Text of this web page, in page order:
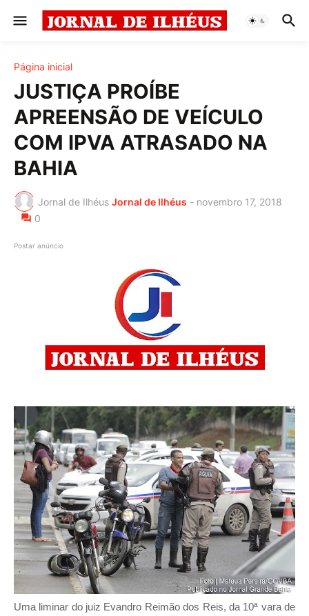
Página inicial
JUSTIÇA PROÍBE
APREENSÃO DE VEÍCULO
COM IPVA ATRASADO NA
BAHIA
Jornal de Ilhéus Jornal de Ilhéus - novembro 17, 2018
0
Postar anúncio
Uma liminar do juiz Evandro Reimão dos Reis, da 10ª vara de